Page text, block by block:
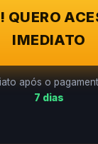
QUERO
IMEDIATO
após o
7 dias